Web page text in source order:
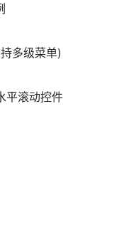
多级菜单)
平滚动控件